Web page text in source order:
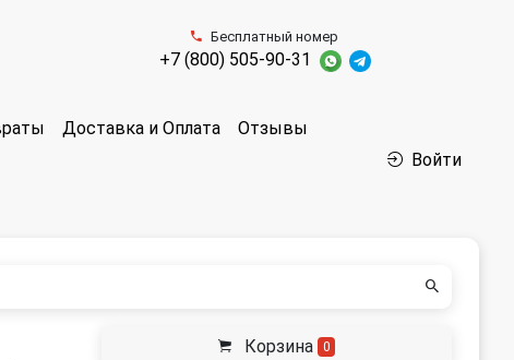
Бесплатный номер
+7 (800) 505-90-31
Доставка и Оплата Отзывы
Войти
Корзина 0